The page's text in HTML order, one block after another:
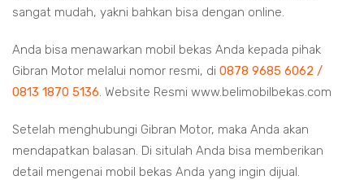
sangat mudah, yakni bahkan bisa dengan online.
Anda bisa menawarkan mobil bekas Anda kepada pihak
Gibran Motor melalui nomor resmi, di 0878 9685 6062 /
0813 1870 5136 . Website Resmi www.belimobilbekas.com
Setelah menghubungi Gibran Motor, maka Anda akan
mendapatkan balasan. Di situlah Anda bisa memberikan
detail mengenai mobil bekas Anda yang ingin dijual.